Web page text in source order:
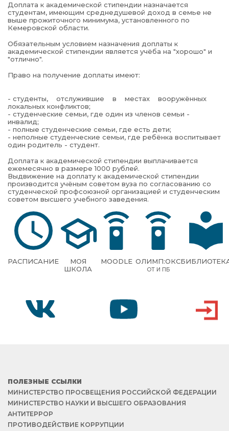
Доплата к академической стипендии назначается
студентам, имеющим среднедушевой доход в семье не
выше прожиточного минимума, установленного по
Кемеровской области.
Обязательным условием назначения доплаты к
академической стипендии является учёба на "хорошо" и
"отлично".
Право на получение доплаты имеют:
- студенты, отслужившие в местах вооружённых
локальных конфликтов;
- студенческие семьи, где один из членов семьи -
инвалид;
- полные студенческие семьи, где есть дети;
- неполные студенческие семьи, где ребёнка воспитывает
один родитель - студент.
Доплата к академической стипендии выплачивается
ежемесячно в размере 1000 рублей.
Выдвижение на доплату к академической стипендии
производится учёным советом вуза по согласованию со
студенческой профсоюзной организацией и студенческим
советом высшего учебного заведения.
РАСПИСАНИЕ
МОЯ
ШКОЛА
MOODLE ОЛИМП:ОКС
ОТ И ПБ
ПОЛЕЗНЫЕ ССЫЛКИ
МИНИСТЕРСТВО ПРОСВЕЩЕНИЯ РОССИЙСКОЙ ФЕДЕРАЦИИ
МИНИСТЕРСТВО НАУКИ И ВЫСШЕГО ОБРАЗОВАНИЯ
АНТИТЕРРОР
ПРОТИВОДЕЙСТВИЕ КОРРУПЦИИ